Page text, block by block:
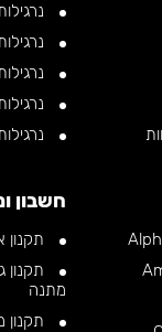
חשבון
מתנה
תקנון